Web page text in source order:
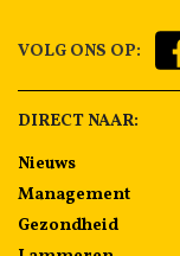
VOLG ONS OP:
DIRECT NAAR:
Nieuws
Management
Gezondheid